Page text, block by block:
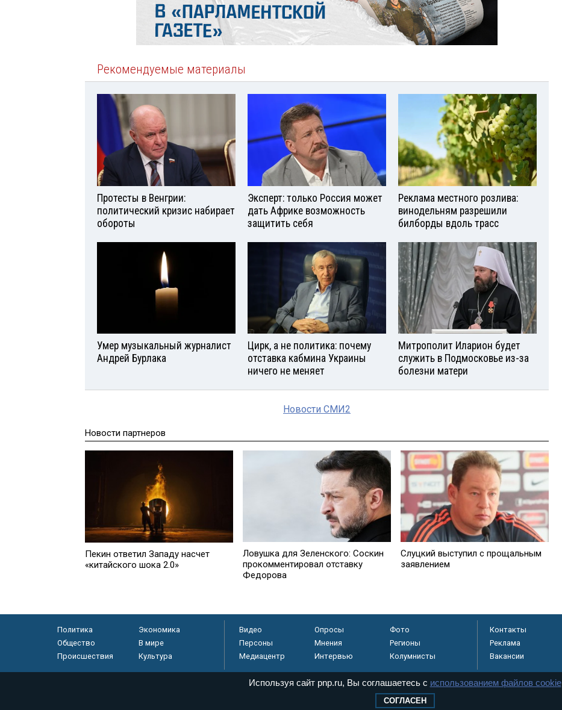
Рекомендуемые материалы
Протесты в Венгрии:
политический кризис набирает
обороты
Эксперт: только Россия может
дать Африке возможность
защитить себя
Реклама местного розлива:
винодельням разрешили
билборды вдоль трасс
Умер музыкальный журналист
Андрей Бурлака
Цирк, а не политика: почему
отставка кабмина Украины
ничего не меняет
Митрополит Иларион будет
служить в Подмосковье из-за
болезни матери
Новости СМИ2
Новости партнеров
Пекин ответил Западу насчет
«китайского шока 2.0»
Ловушка для Зеленского: Соскин
прокомментировал отставку
Федорова
Слуцкий выступил с прощальным
заявлением
Политика
Экономика
Общество
В мире
Происшествия
Культура
Видео Опросы
Фото
Персоны
Мнения
Регионы
Медиацентр
Интервью Колумнисты
Контакты
Реклама
Вакансии
Используя сайт pnp.ru, Вы соглашаетесь с использованием файлов cookie
СОГЛАСЕН